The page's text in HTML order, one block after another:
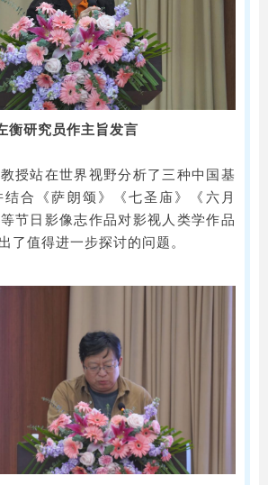
衡研究员作主旨发言
授站在世界视野分析了三种中国基
合《萨朗颂》《七圣庙》《六月
节日影像志作品对影视人类学作品
了值得进一步探讨的问题。